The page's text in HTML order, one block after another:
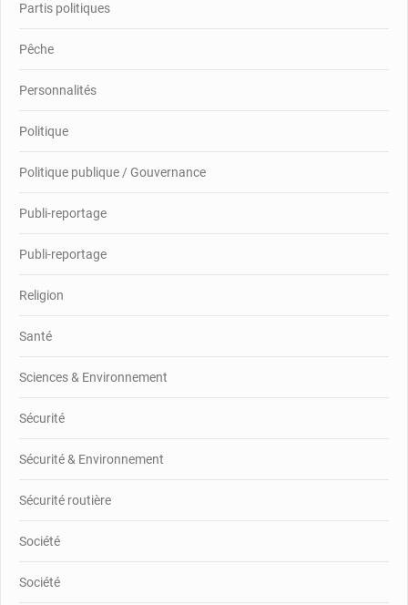
Partis politiques
Pêche
Personnalités
Politique
Politique publique / Gouvernance
Publi-reportage
Publi-reportage
Religion
Santé
Sciences & Environnement
Sécurité
Sécurité & Environnement
Sécurité routière
Société
Société